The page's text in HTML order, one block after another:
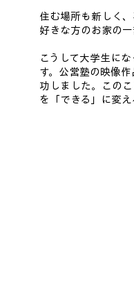
住む場所も新しく
好きな方のお家の
こうして大学生に
す。公営塾の映像
功しました。この
を「できる」に変